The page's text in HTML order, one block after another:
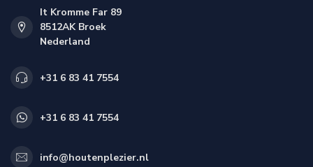
It Kromme Far 89
8512AK Broek
Nederland
+31 6 83 41 7554
+31 6 83 41 7554
info@houtenplezier.nl